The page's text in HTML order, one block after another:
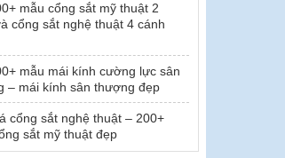
mẫu cổng sắt mỹ thuật 2
cổng sắt nghệ thuật 4 cánh
mẫu mái kính cường lực sân
– mái kính sân thượng đẹp
cổng sắt nghệ thuật – 200+
sắt mỹ thuật đẹp